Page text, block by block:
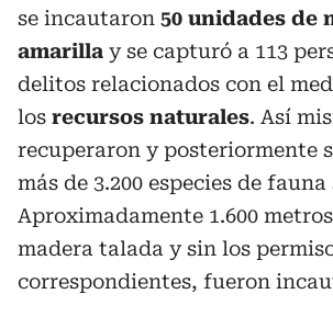
se incautaron 50 unidades de
amarilla y se capturó a 113
delitos relacionados con el
los recursos naturales. Así
recuperaron y posteriormente
más de 3.200 especies de
Aproximadamente 1.600
madera talada y sin los
correspondientes, fueron